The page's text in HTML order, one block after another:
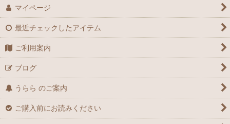
マイページ
最近チェックしたアイテム
ご利用案内
ブログ
うらら のご案内
ご購入前にお読みください